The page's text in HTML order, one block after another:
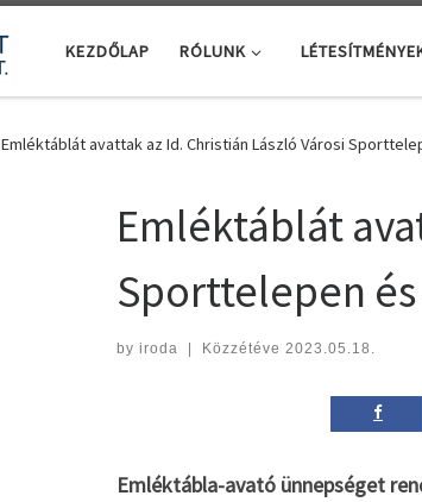
KEZDŐLAP RÓLUNK
Emléktáblát avattak az Id. Christián László Városi
Emléktáblát
Sporttelepen
by iroda | Közzétéve 2023.05.18.
Emléktábla-avató ünnepséget